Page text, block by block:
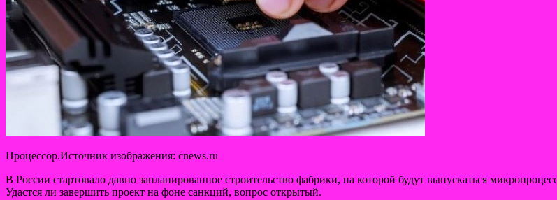
Процессор.Источник изображения: cnews.ru
В России стартовало давно запланированное строительство фабрики, на которой будут выпускаться
Удастся ли завершить проект на фоне санкций, вопрос открытый.